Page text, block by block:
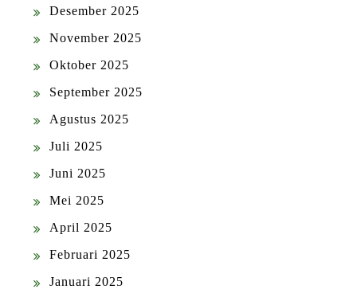
Desember 2025
November 2025
Oktober 2025
September 2025
Agustus 2025
Juli 2025
Juni 2025
Mei 2025
April 2025
Februari 2025
Januari 2025